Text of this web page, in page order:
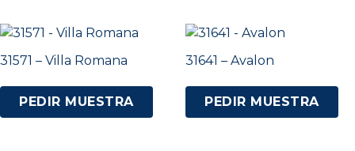
31571 – Villa Romana
PEDIR MUESTRA
31641 – Avalon
PEDIR MUESTRA